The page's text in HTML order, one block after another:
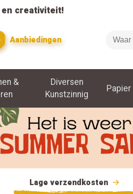
creativiteit!
Aanbiedingen
Zoeken
&
Diversen
Kunstzinnig
Papier
Lage verzendkosten